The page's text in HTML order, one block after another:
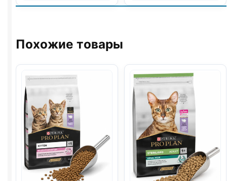
(ВЗРОСЛЫЕ,
1,5кг
(ВЗРОСЛЫЕ,
Похожие товары